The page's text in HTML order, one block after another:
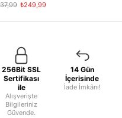
₺249,99
256Bit SSL
Sertifikası
ile
Alışverişte
Bilgileriniz
Güvende.
14 Gün
İçerisinde
İade İmkânı!